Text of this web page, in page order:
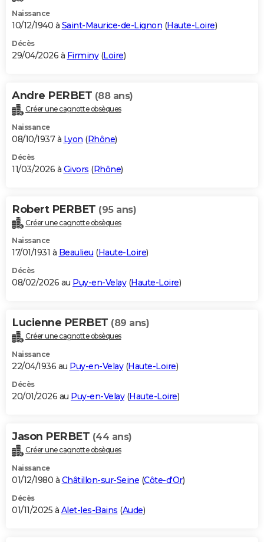
Naissance
10/12/1940 à Saint-Maurice-de-Lignon (Haute-Loire)
Décès
29/04/2026 à Firminy(Loire)
Andre PERBET (88 ans)
Créer une cagnotte obsèques
Naissance
08/10/1937 à Lyon (Rhône)
Décès
11/03/2026 à Givors (Rhône)
Robert PERBET (95 ans)
Créer une cagnotte obsèques
Naissance
17/01/1931 à Beaulieu (Haute-Loire)
Décès
08/02/2026 au Puy-en-Velay(Haute-Loire)
Lucienne PERBET (89 ans)
Créer une cagnotte obsèques
Naissance
22/04/1936 au Puy-en-Velay(Haute-Loire)
Décès
20/01/2026 au Puy-en-Velay(Haute-Loire)
Jason PERBET (44 ans)
Créer une cagnotte obsèques
Naissance
01/12/1980 à Châtillon-sur-Seine (Côte-d'Or)
Décès
01/11/2025 à Alet-les-Bains (Aude)